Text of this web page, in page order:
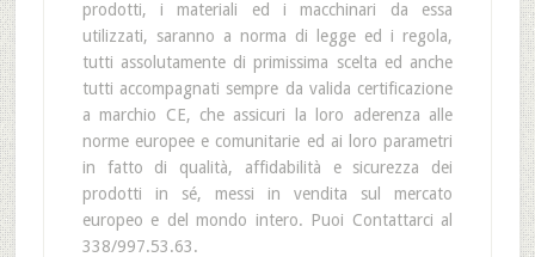
prodotti, i materiali ed i macchinari da essa
utilizzati, saranno a norma di legge ed i regola,
tutti assolutamente di primissima scelta ed anche
tutti accompagnati sempre da valida certificazione
a marchio CE, che assicuri la loro aderenza alle
norme europee e comunitarie ed ai loro parametri
in fatto di qualità, affidabilità e sicurezza dei
prodotti in sé, messi in vendita sul mercato
europeo e del mondo intero. Puoi Contattarci al
338/997.53.63.